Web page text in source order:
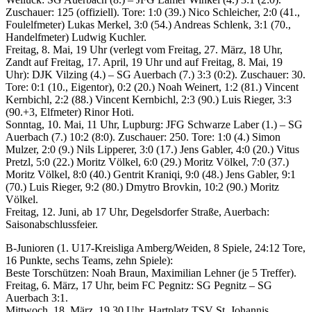
Zuschauer: 125 (offiziell). Tore: 1:0 (39.) Nico Schleicher, 2:0 (41.,
Foulelfmeter) Lukas Merkel, 3:0 (54.) Andreas Schlenk, 3:1 (70.,
Handelfmeter) Ludwig Kuchler.
Freitag, 8. Mai, 19 Uhr (verlegt vom Freitag, 27. März, 18 Uhr,
Zandt auf Freitag, 17. April, 19 Uhr und auf Freitag, 8. Mai, 19
Uhr): DJK Vilzing (4.) – SG Auerbach (7.) 3:3 (0:2). Zuschauer: 30.
Tore: 0:1 (10., Eigentor), 0:2 (20.) Noah Weinert, 1:2 (81.) Vincent
Kernbichl, 2:2 (88.) Vincent Kernbichl, 2:3 (90.) Luis Rieger, 3:3
(90.+3, Elfmeter) Rinor Hoti.
Sonntag, 10. Mai, 11 Uhr, Lupburg: JFG Schwarze Laber (1.) – SG
Auerbach (7.) 10:2 (8:0). Zuschauer: 250. Tore: 1:0 (4.) Simon
Mulzer, 2:0 (9.) Nils Lipperer, 3:0 (17.) Jens Gabler, 4:0 (20.) Vitus
Pretzl, 5:0 (22.) Moritz Völkel, 6:0 (29.) Moritz Völkel, 7:0 (37.)
Moritz Völkel, 8:0 (40.) Gentrit Kraniqi, 9:0 (48.) Jens Gabler, 9:1
(70.) Luis Rieger, 9:2 (80.) Dmytro Brovkin, 10:2 (90.) Moritz
Völkel.
Freitag, 12. Juni, ab 17 Uhr, Degelsdorfer Straße, Auerbach:
Saisonabschlussfeier.
B-Junioren (1. U17-Kreisliga Amberg/Weiden, 8 Spiele, 24:12 Tore,
16 Punkte, sechs Teams, zehn Spiele):
Beste Torschützen: Noah Braun, Maximilian Lehner (je 5 Treffer).
Freitag, 6. März, 17 Uhr, beim FC Pegnitz: SG Pegnitz – SG
Auerbach 3:1.